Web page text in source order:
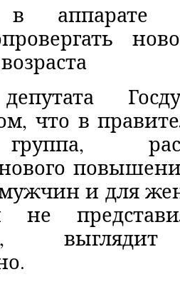
аппарате
что в
мужчин и для